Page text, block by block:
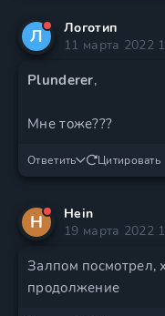
Л
Логотип
11 марта 2022
Plunderer,
Мне тоже???
Ответить Цитировать
H
Hein
19 марта 2022
Залпом посмотрел,
продолжение